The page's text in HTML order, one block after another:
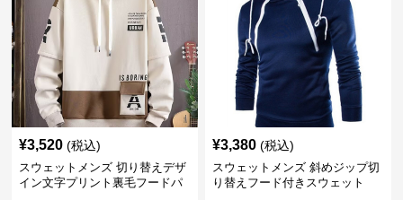
¥3,520 (税込)
スウェットメンズ 切り替えデザ
イン文字プリント裏毛フードパ
¥3,380 (税込)
スウェットメンズ 斜めジップ切
り替えフード付きスウェット